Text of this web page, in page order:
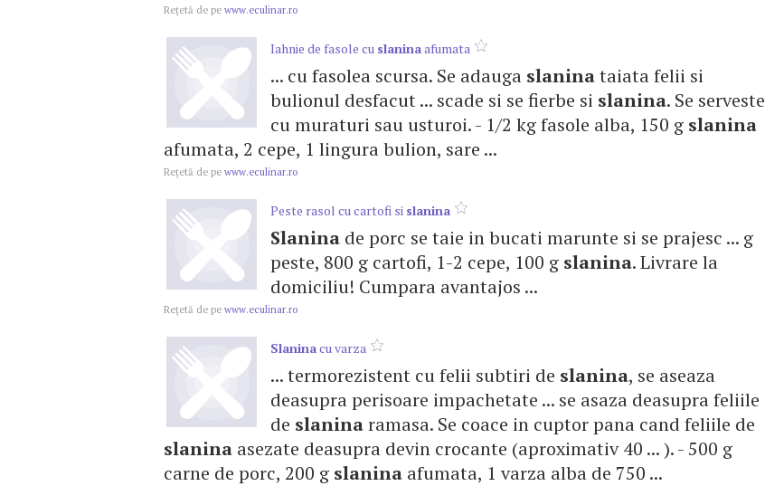
Reţetă de pe www.eculinar.ro
Iahnie de fasole cu slaninaafumata
... cu fasolea scursa. Se adauga slaninataiata felii si
bulionul desfacut ... scade si se fierbe si slanina. Se serveste
cu muraturi sau usturoi. - 1/2 kg fasole alba, 150 g slanina
afumata, 2 cepe, 1 lingura bulion, sare ...
Reţetă de pe www.eculinar.ro
Peste rasol cu cartofi si slanina
Slanina de porc se taie in bucati marunte si se prajesc ... g
peste, 800 g cartofi, 1-2 cepe, 100 g slanina. Livrare la
domiciliu! Cumpara avantajos ...
Reţetă de pe www.eculinar.ro
Slaninacu varza
... termorezistent cu felii subtiri de slanina, se aseaza
deasupra perisoare impachetate ... se asaza deasupra feliile
de slaninaramasa. Se coace in cuptor pana cand feliile de
slanina asezate deasupra devin crocante (aproximativ 40 ... ). - 500 g
carne de porc, 200 g slanina afumata, 1 varza alba de 750 ...